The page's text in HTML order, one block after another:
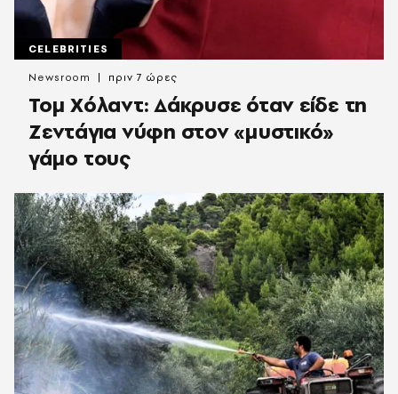
CELEBRITIES
Τομ Χόλαντ: Δάκρυσε όταν είδε τη
Ζεντάγια νύφη στον «μυστικό»
γάμο τους
Newsroom πριν 7 ώρες